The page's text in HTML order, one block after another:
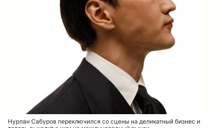
Нурлан Сабуров переключился со сцены на деликатный бизнес и